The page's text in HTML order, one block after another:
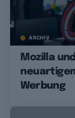
ARCHIV
Mozilla
Werbung